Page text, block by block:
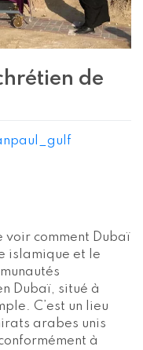
de
voir comment Dubaï
islamique et le
Dubaï, situé à
C’est un lieu
arabes unis
à